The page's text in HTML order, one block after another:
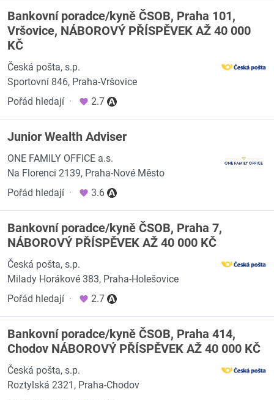
Bankovní poradce/kyně ČSOB, Praha 101,
Vršovice, NÁBOROVÝ PŘÍSPĚVEK AŽ 40 000
KČ
Česká pošta, s.p.
Sportovní 846, Praha-Vršovice
Pořád hledají · 2.7
Junior Wealth Adviser
ONE FAMILY OFFICE a.s.
Na Florenci 2139, Praha-Nové Město
Pořád hledají · 3.6
Bankovní poradce/kyně ČSOB, Praha 7,
NÁBOROVÝ PŘÍSPĚVEK AŽ 40 000 KČ
Česká pošta, s.p.
Milady Horákové 383, Praha-Holešovice
Pořád hledají · 2.7
Bankovní poradce/kyně ČSOB, Praha 414,
Chodov NÁBOROVÝ PŘÍSPĚVEK AŽ 40 000 KČ
Česká pošta, s.p.
Roztylská 2321, Praha-Chodov